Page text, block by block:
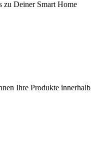
zu Deiner Smart Home
Ihre Produkte innerhalb